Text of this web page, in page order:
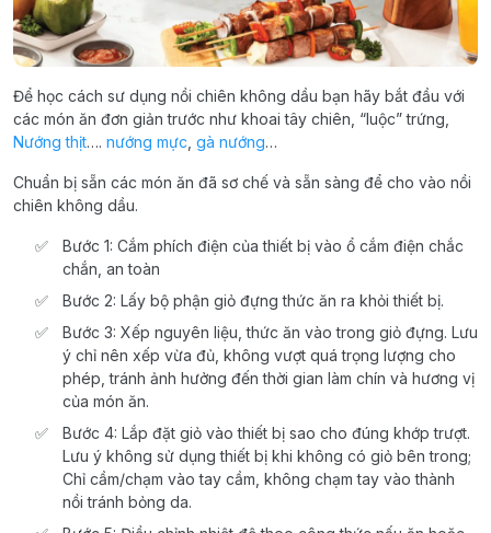
Để học cách sư dụng nồi chiên không dầu bạn hãy bắt đầu với
các món ăn đơn giản trước như khoai tây chiên, “luộc” trứng,
Nướng thịt…. nướng mực gà nướng…
Chuẩn bị sẵn các món ăn đã sơ chế và sẵn sàng để cho vào nồi
chiên không dầu.
Bước 1: Cắm phích điện của thiết bị vào ổ cắm điện chắc
chắn, an toàn
Bước 2: Lấy bộ phận giỏ đựng thức ăn ra khỏi thiết bị.
Bước 3: Xếp nguyên liệu, thức ăn vào trong giỏ đựng. Lưu
ý chỉ nên xếp vừa đủ, không vượt quá trọng lượng cho
phép, tránh ảnh hưởng đến thời gian làm chín và hương vị
của món ăn.
Bước 4: Lắp đặt giỏ vào thiết bị sao cho đúng khớp trượt.
Lưu ý không sử dụng thiết bị khi không có giỏ bên trong;
Chỉ cầm/chạm vào tay cầm, không chạm tay vào thành
nồi tránh bỏng da.